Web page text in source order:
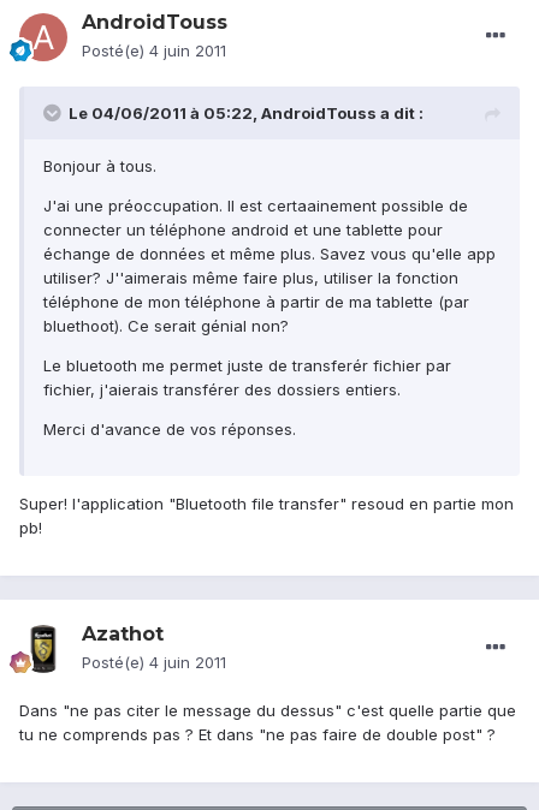
AndroidTouss
Posté(e) 4 juin 2011
Le 04/06/2011 à 05:22, AndroidTouss a dit :
Bonjour à tous.
J'ai une préoccupation. Il est certaainement possible de
connecter un téléphone android et une tablette pour
échange de données et même plus. Savez vous qu'elle app
utiliser? J''aimerais même faire plus, utiliser la fonction
téléphone de mon téléphone à partir de ma tablette (par
bluethoot). Ce serait génial non?
Le bluetooth me permet juste de transferér fichier par
fichier, j'aierais transférer des dossiers entiers.
Merci d'avance de vos réponses.
Super! l'application "Bluetooth file transfer" resoud en partie mon
pb!
Azathot
Posté(e) 4 juin 2011
Dans "ne pas citer le message du dessus" c'est quelle partie que
tu ne comprends pas ? Et dans "ne pas faire de double post" ?